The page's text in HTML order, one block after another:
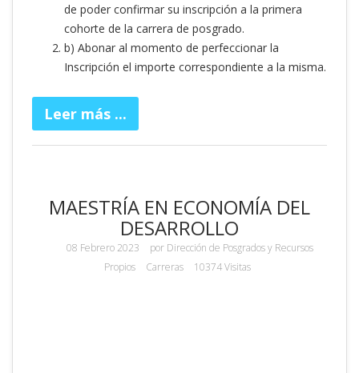
de poder confirmar su inscripción a la primera
cohorte de la carrera de posgrado.
b) Abonar al momento de perfeccionar la
Inscripción el importe correspondiente a la misma.
Leer más ...
MAESTRÍA EN ECONOMÍA DEL
DESARROLLO
08 Febrero 2023 por Dirección de Posgrados y Recursos
Propios
Carreras 10374 Visitas